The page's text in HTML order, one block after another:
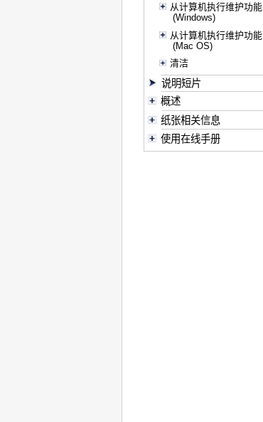
从计算机执行维护功能
(Windows)
从计算机执行维护功能
(Mac OS)
清洁
说明短片
概述
纸张相关信息
使用在线手册